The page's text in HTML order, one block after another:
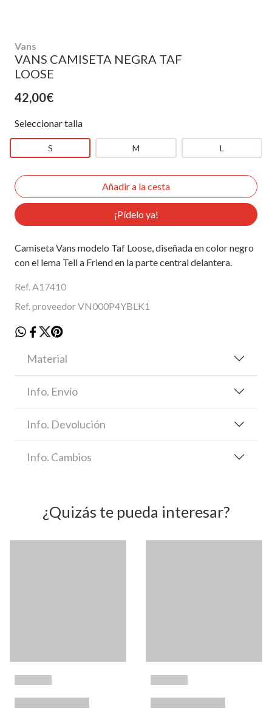
Vans
VANS CAMISETA NEGRA TAF
LOOSE
42,00€
Seleccionar talla
S M L
¡Pídelo ya!
Camiseta Vans modelo Taf Loose, diseñada en color negro
con el lema Tell a Friend en la parte central delantera.
Ref. A17410
Ref. proveedor VN000P4YBLK1
Material
Info. Envío
Info. Devolución
Info. Cambios
¿Quizás te pueda interesar?